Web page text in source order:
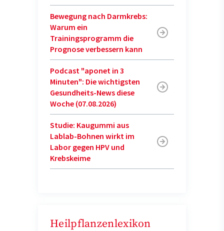
Bewegung nach Darmkrebs:
Warum ein
Trainingsprogramm die
Prognose verbessern kann
Podcast "aponet in 3
Minuten": Die wichtigsten
Gesundheits-News diese
Woche (07.08.2026)
Studie: Kaugummi aus
Lablab-Bohnen wirkt im
Labor gegen HPV und
Krebskeime
Heilpflanzenlexikon